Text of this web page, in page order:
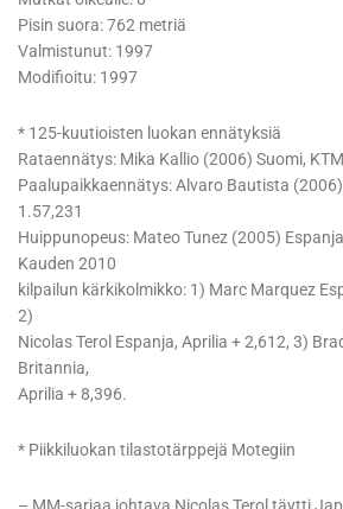
Pisin suora: 762 metriä
Valmistunut: 1997
Modifioitu: 1997
* 125-kuutioisten luokan ennätyksiä
Rataennätys: Mika Kallio (2006) Suomi,
Paalupaikkaennätys: Alvaro Bautista
1.57,231
Huippunopeus: Mateo Tunez (2005)
Kauden 2010
kilpailun kärkikolmikko: 1) Marc Marquez
2)
Nicolas Terol Espanja, Aprilia + 2,612, 3)
Britannia,
Aprilia + 8,396.
* Piikkiluokan tilastotärppejä Motegiin